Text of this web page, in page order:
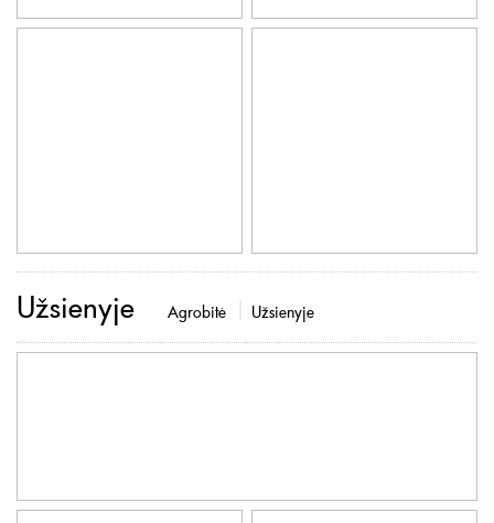
Užsienyje Agrobitė Užsienyje